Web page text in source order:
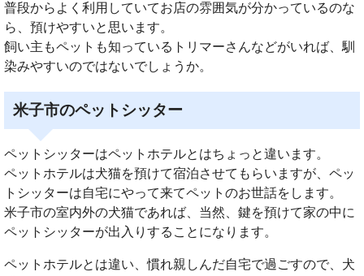
普段からよく利用していてお店の雰囲気が分かっているのな
ら、預けやすいと思います。
飼い主もペットも知っているトリマーさんなどがいれば、馴
染みやすいのではないでしょうか。
米子市のペットシッター
ペットシッターはペットホテルとはちょっと違います。
ペットホテルは犬猫を預けて宿泊させてもらいますが、ペッ
トシッターは自宅にやって来てペットのお世話をします。
米子市の室内外の犬猫であれば、当然、鍵を預けて家の中に
ペットシッターが出入りすることになります。
ペットホテルとは違い、慣れ親しんだ自宅で過ごすので、犬